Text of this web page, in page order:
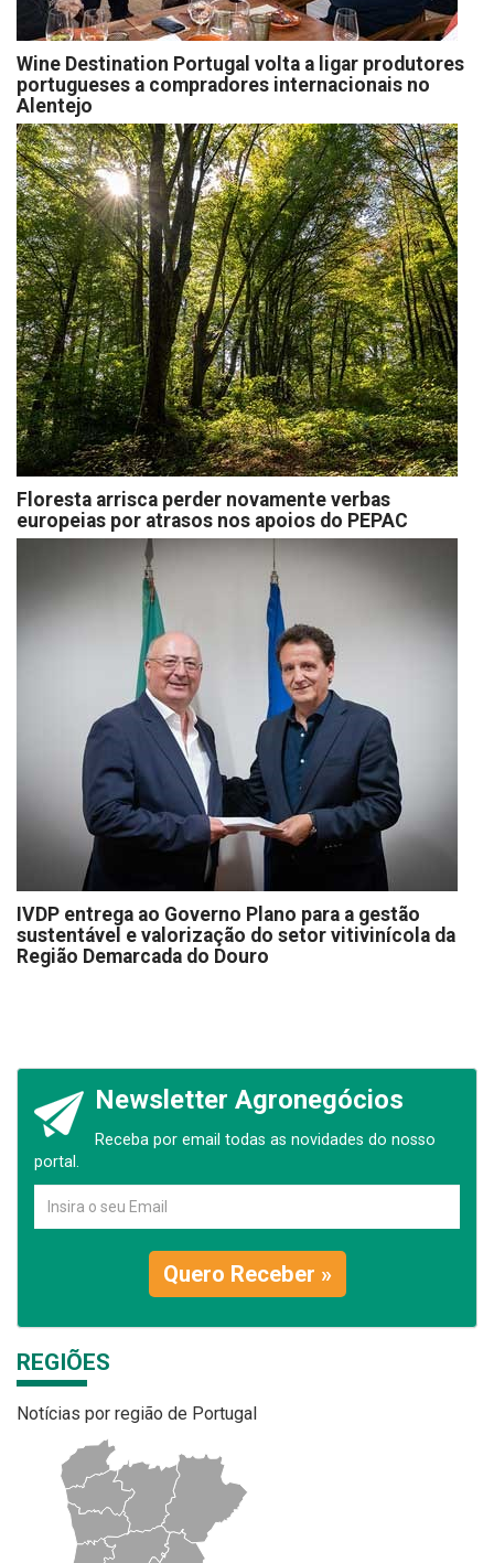
Wine Destination Portugal volta a ligar produtores
portugueses a compradores internacionais no
Alentejo
Floresta arrisca perder novamente verbas
europeias por atrasos nos apoios do PEPAC
IVDP entrega ao Governo Plano para a gestão
sustentável e valorização do setor vitivinícola da
Região Demarcada do Douro
Newsletter Agronegócios
Receba por email todas as novidades do nosso
portal.
Quero Receber »
REGIÕES
Notícias por região de Portugal